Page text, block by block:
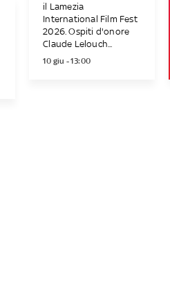
il Lamezia
International Film Fest
2026. Ospiti d'onore
Claude Lelouch...
10 giu - 13:00